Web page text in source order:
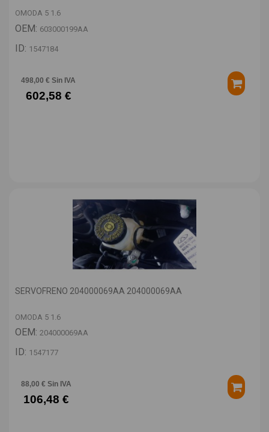
OMODA 5 1.6
OEM: 603000199AA
ID: 1547184
498,00 € Sin IVA
602,58 €
SERVOFRENO 204000069AA 204000069AA
OMODA 5 1.6
OEM: 204000069AA
ID: 1547177
88,00 € Sin IVA
106,48 €